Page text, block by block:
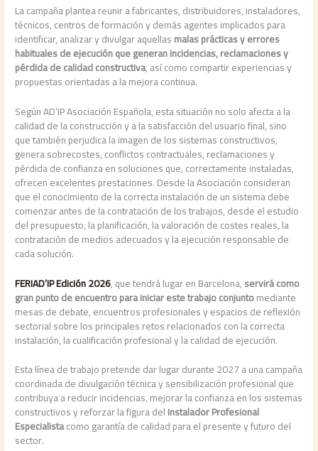
La campaña plantea reunir a fabricantes, distribuidores, instaladores,
técnicos, centros de formación y demás agentes implicados para
identificar, analizar y divulgar aquellasmalas prácticas y errores
habituales de ejecución que generan incidencias, reclamaciones y
pérdida de calidad constructiva, así como compartir experiencias y
propuestas orientadas a la mejora continua.
Según AD’IP Asociación Española, esta situación no solo afecta a la
calidad de la construcción y a la satisfacción del usuario final, sino
que también perjudica la imagen de los sistemas constructivos,
genera sobrecostes, conflictos contractuales, reclamaciones y
pérdida de confianza en soluciones que, correctamente instaladas,
ofrecen excelentes prestaciones. Desde la Asociación consideran
que el conocimiento de la correcta instalación de un sistema debe
comenzar antes de la contratación de los trabajos, desde el estudio
del presupuesto, la planificación, la valoración de costes reales, la
contratación de medios adecuados y la ejecución responsable de
cada solución.
FERIAD’IP Edición 2026, que tendrá lugar en Barcelona,servirá como
gran punto de encuentro para iniciar este trabajo conjuntomediante
mesas de debate, encuentros profesionales y espacios de reflexión
sectorial sobre los principales retos relacionados con la correcta
instalación, la cualificación profesional y la calidad de ejecución.
Esta línea de trabajo pretende dar lugar durante 2027 a una campaña
coordinada de divulgación técnica y sensibilización profesional que
contribuya a reducir incidencias, mejorar la confianza en los sistemas
constructivos y reforzar la figura delInstalador Profesional
Especialistacomo garantía de calidad para el presente y futuro del
sector.